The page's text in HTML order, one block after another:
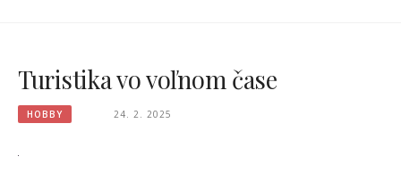
Turistika vo voľnom čase
HOBBY 24. 2. 2025